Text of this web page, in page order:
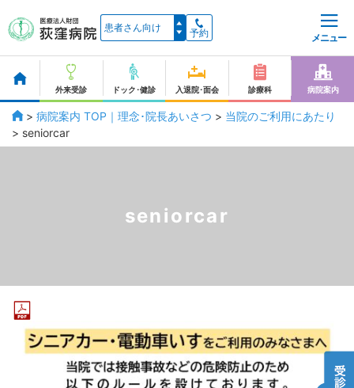
予約 メニュー
外来受診 ドック･健診 入退院･面会 診療科 病院案内
> 病院案内 TOP｜理念･院長あいさつ > 当院のご利用にあたり
> seniorcar
seniorcar